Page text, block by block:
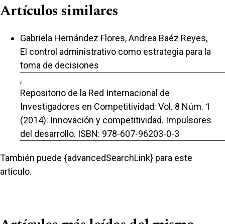
Artículos similares
Gabriela Hernández Flores, Andrea Baéz Reyes,
El control administrativo como estrategia para la
toma de decisiones
,
Repositorio de la Red Internacional de
Investigadores en Competitividad: Vol. 8 Núm. 1
(2014): Innovación y competitividad. Impulsores
del desarrollo. ISBN: 978-607-96203-0-3
También puede {advancedSearchLink} para este
artículo.